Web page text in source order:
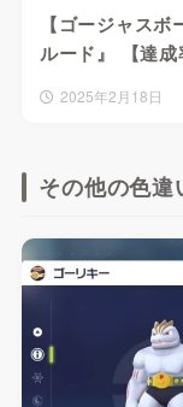
【ゴージャス
ルード』 【達成
2025年2月18日
その他の色違